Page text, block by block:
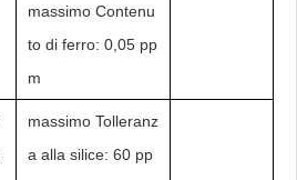
massimo Contenu
to di ferro: 0,05 pp
m
massimo Tolleranz
a alla silice: 60 pp